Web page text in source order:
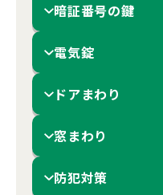
暗証番号の鍵
電気錠
ドアまわり
窓まわり
防犯対策